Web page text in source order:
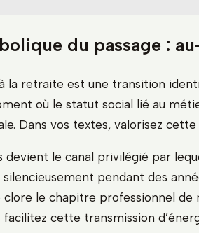
du passage :
la retraite est une transition
où le statut social lié au
Dans vos textes, valorisez cette
devient le canal privilégié par
silencieusement pendant des
le chapitre professionnel de
facilitez cette transmission